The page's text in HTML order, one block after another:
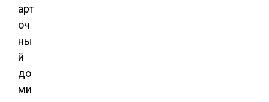
арт
оч
ны
й
до
ми